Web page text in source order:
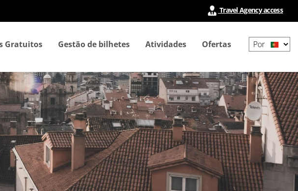
Travel Agency access
Gratuitos Gestão de bilhetes Atividades Ofertas
your